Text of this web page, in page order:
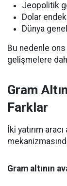
Jeopolitik
Dolar
Dünya
Bu nedenle
gelişmelere
Gram
Farklar
İki yatırım
Gram altının